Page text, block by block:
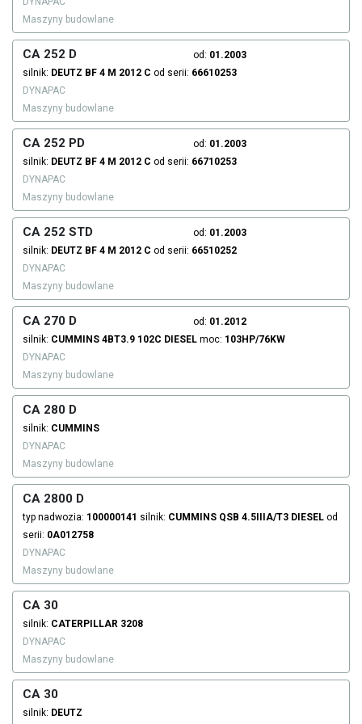
Maszyny budowlane
CA 252 D od: 01.2003
silnik: DEUTZ BF 4 M 2012 C od serii: 66610253
DYNAPAC
Maszyny budowlane
CA 252 PD od: 01.2003
silnik: DEUTZ BF 4 M 2012 C od serii: 66710253
DYNAPAC
Maszyny budowlane
CA 252 STD od: 01.2003
silnik: DEUTZ BF 4 M 2012 C od serii: 66510252
DYNAPAC
Maszyny budowlane
CA 270 D od: 01.2012
silnik: CUMMINS 4BT3.9 102C DIESEL moc: 103HP/76KW
DYNAPAC
Maszyny budowlane
CA 280 D
silnik: CUMMINS
DYNAPAC
Maszyny budowlane
CA 2800 D
typ nadwozia: 100000141 silnik: CUMMINS QSB 4.5IIIA/T3 DIESEL od
serii: 0A012758
DYNAPAC
Maszyny budowlane
CA 30
silnik: CATERPILLAR 3208
DYNAPAC
Maszyny budowlane
CA 30
silnik: DEUTZ